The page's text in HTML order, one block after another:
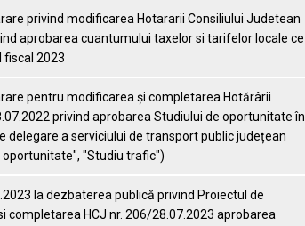
privind modificarea Hotararii Consiliului Judetean
aprobarea cuantumului taxelor si tarifelor locale ce
fiscal 2023
pentru modificarea și completarea Hotărârii
privind aprobarea Studiului de oportunitate în
delegare a serviciului de transport public județean
"Studiu trafic")
la dezbaterea publică privind Proiectul de
completarea HCJ nr. 206/28.07.2023 aprobarea